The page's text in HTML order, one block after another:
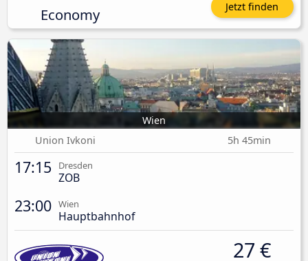
Economy Jetzt finden
Wien
Union Ivkoni
5h 45min
17:15 Dresden
ZOB
23:00 Wien
Hauptbahnhof
27 €